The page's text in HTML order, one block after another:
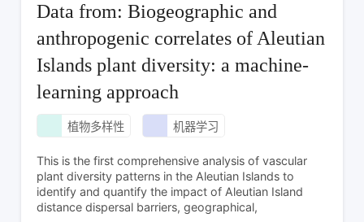
Data from: Biogeographic and
anthropogenic correlates of Aleutian
Islands plant diversity: a machine-
learning approach
植物多样性 机器学习
This is the first comprehensive analysis of vascular
plant diversity patterns in the Aleutian Islands to
identify and quantify the impact of Aleutian Island
distance dispersal barriers, geographical,